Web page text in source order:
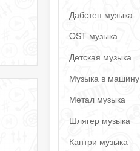
Дабстеп музыка
OST музыка
Детская музыка
Музыка в машину
Метал музыка
Шлягер музыка
Кантри музыка